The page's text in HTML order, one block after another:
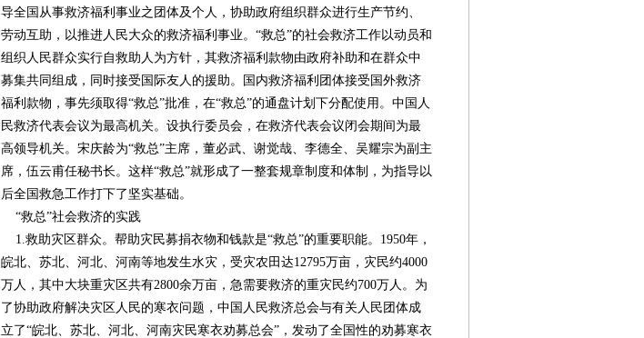
导全国从事救济福利事业之团体及个人，协助政府组织群众进行生产节约、
劳动互助，以推进人民大众的救济福利事业。“救总”的社会救济工作以动员和
组织人民群众实行自救助人为方针，其救济福利款物由政府补助和在群众中
募集共同组成，同时接受国际友人的援助。国内救济福利团体接受国外救济
福利款物，事先须取得“救总”批准，在“救总”的通盘计划下分配使用。中国人
民救济代表会议为最高机关。设执行委员会，在救济代表会议闭会期间为最
高领导机关。宋庆龄为“救总”主席，董必武、谢觉哉、李德全、吴耀宗为副主
席，伍云甫任秘书长。这样“救总”就形成了一整套规章制度和体制，为指导以
后全国救急工作打下了坚实基础。
“救总”社会救济的实践
1.救助灾区群众。帮助灾民募捐衣物和钱款是“救总”的重要职能。1950年，
皖北、苏北、河北、河南等地发生水灾，受灾农田达12795万亩，灾民约4000
万人，其中大块重灾区共有2800余万亩，急需要救济的重灾民约700万人。为
了协助政府解决灾区人民的寒衣问题，中国人民救济总会与有关人民团体成
立了“皖北、苏北、河北、河南灾民寒衣劝募总会”，发动了全国性的劝募寒衣